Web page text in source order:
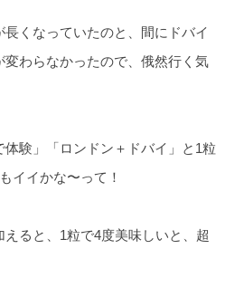
くなっていたのと、間にドバイ
わらなかったので、俄然行く気
体験」「ロンドン＋ドバイ」と1粒
イイかな〜って！
ると、1粒で4度美味しいと、超